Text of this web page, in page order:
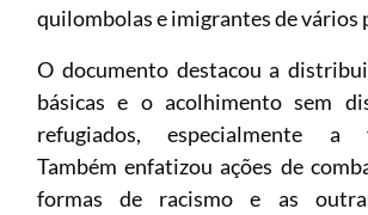
quilombolas e imigrantes de vários
O documento destacou a
básicas e o acolhimento sem
refugiados, especialmente a
Também enfatizou ações de
formas de racismo e as